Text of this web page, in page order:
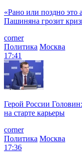
«Рано или поздно это
Пашиняна грозит
corner
Политика Москва
17:41
Герой России
на старте карьеры
corner
Политика Москва
17:36